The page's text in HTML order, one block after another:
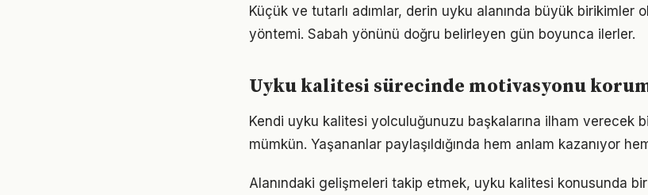
Küçük ve tutarlı adımlar, derin uyku alanında büyük birikimler
yöntemi. Sabah yönünü doğru belirleyen gün boyunca ilerler.
Uyku kalitesi sürecinde motivasyonu
Kendi uyku kalitesi yolculuğunuzu başkalarına ilham verecek
mümkün. Yaşananlar paylaşıldığında hem anlam kazanıyor
Alanındaki gelişmeleri takip etmek, uyku kalitesi konusunda bir